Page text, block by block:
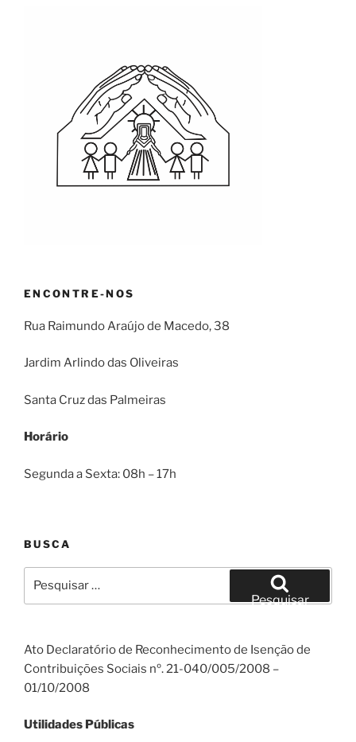
ENCONTRE-NOS
Rua Raimundo Araújo de Macedo, 38
Jardim Arlindo das Oliveiras
Santa Cruz das Palmeiras
Horário
Segunda a Sexta: 08h – 17h
BUSCA
por:
Pesquisar
Ato Declaratório de Reconhecimento de Isenção de
Contribuições Sociais nº. 21-040/005/2008 –
01/10/2008
Utilidades Públicas